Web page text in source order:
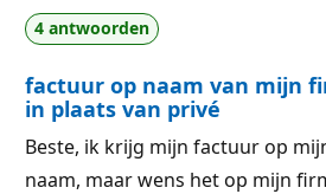
u
n
t
n
a
t
i
p
u
n
e
4 antwoorden
factuur op naam van mijn
in plaats van privé
Beste, ik krijg mijn factuur op
naam, maar wens het op mijn